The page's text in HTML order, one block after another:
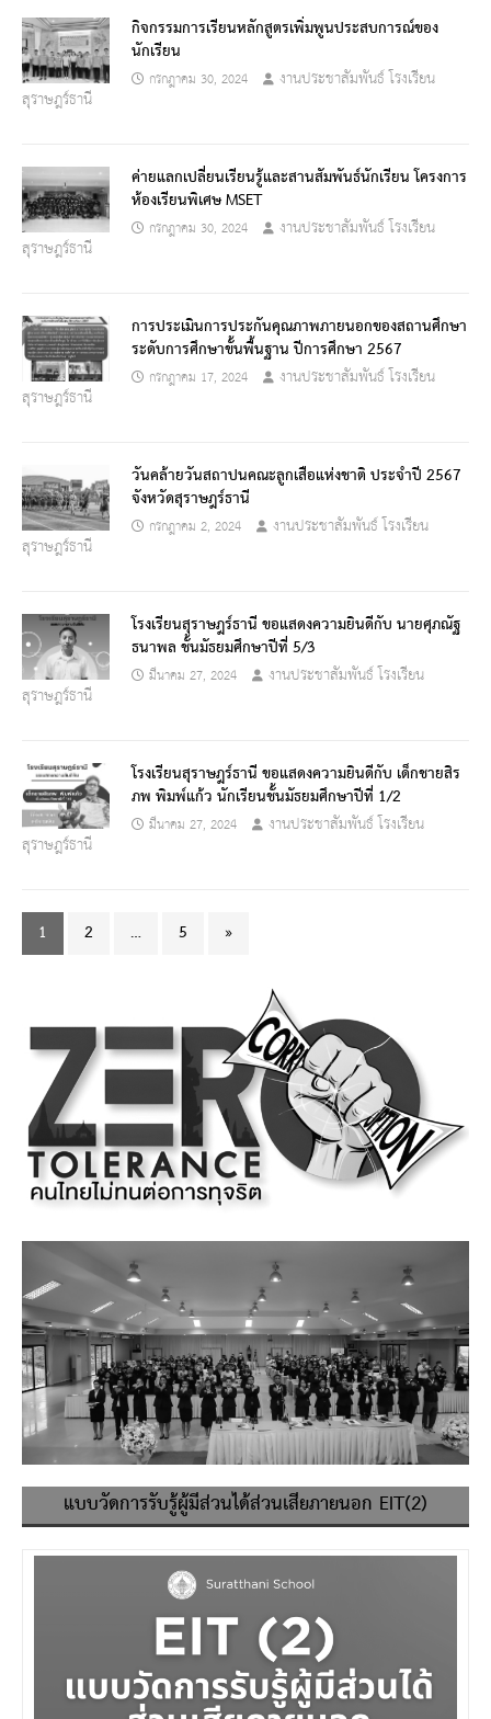
กิจกรรมการเรียนหลักสูตรเพิ่มพูนประสบการณ์ของ
นักเรียน
กรกฎาคม 30, 2024 งานประชาสัมพันธ์ โรงเรียน
สุราษฎร์ธานี
ค่ายแลกเปลี่ยนเรียนรู้และสานสัมพันธ์นักเรียน โครงการ
ห้องเรียนพิเศษ MSET
กรกฎาคม 30, 2024 งานประชาสัมพันธ์ โรงเรียน
สุราษฎร์ธานี
การประเมินการประกันคุณภาพภายนอกของสถานศึกษา
ระดับการศึกษาขั้นพื้นฐาน ปีการศึกษา 2567
กรกฎาคม 17, 2024 งานประชาสัมพันธ์ โรงเรียน
สุราษฎร์ธานี
วันคล้ายวันสถาปนคณะลูกเสือแห่งชาติ ประจำปี 2567
จังหวัดสุราษฎร์ธานี
กรกฎาคม 2, 2024 งานประชาสัมพันธ์ โรงเรียน
สุราษฎร์ธานี
โรงเรียนสุราษฎร์ธานี ขอแสดงความยินดีกับ นายศุภณัฐ
ธนาพล ชั้นมัธยมศึกษาปีที่ 5/3
มีนาคม 27, 2024 งานประชาสัมพันธ์ โรงเรียน
สุราษฎร์ธานี
โรงเรียนสุราษฎร์ธานี ขอแสดงความยินดีกับ เด็กชายสิร
ภพ พิมพ์แก้ว นักเรียนชั้นมัธยมศึกษาปีที่ 1/2
มีนาคม 27, 2024 งานประชาสัมพันธ์ โรงเรียน
สุราษฎร์ธานี
1 2 … 5 »
แบบวัดการรับรู้ผู้มีส่วนได้ส่วนเสียภายนอก EIT(2)